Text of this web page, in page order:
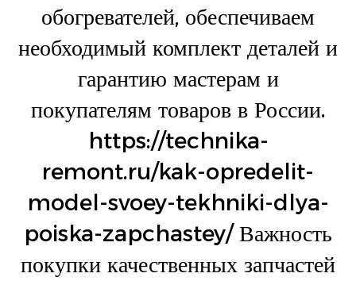
обогревателей, обеспечиваем
необходимый комплект деталей и
гарантию мастерам и
покупателям товаров в России.
https://technika-
remont.ru/kak-opredelit-
model-svoey-tekhniki-dlya-
poiska-zapchastey/ Важность
покупки качественных запчастей